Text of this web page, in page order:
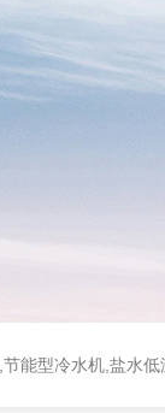
能型冷水机,盐水低